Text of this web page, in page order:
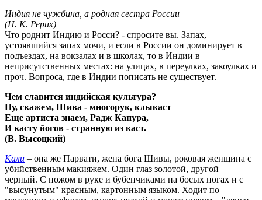
Индия не чужбина, а родная сестра России
(Н. К. Рерих)
Что роднит Индию и Росси? - спросите вы. Запах,
устоявшийся запах мочи, и если в России он доминирует в
подъездах, на вокзалах и в школах, то в Индии в
неприсутственных местах: на улицах, в переулках, закоулках и
проч. Вопроса, где в Индии пописать не существует.
Чем славится индийская культура?
Ну, скажем, Шива - многорук, клыкаст
Еще артиста знаем, Радж Капура,
И касту йогов - странную из каст.
(В. Высоцкий)
Кали – она же Парвати, жена бога Шивы, роковая женщина с
убийственным макияжем. Один глаз золотой, другой –
черный. С ножом в руке и бубенчиками на босых ногах и с
"высунутым" красным, картонным языком. Ходит по